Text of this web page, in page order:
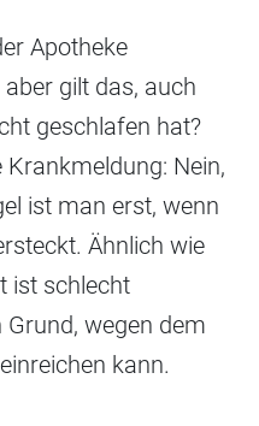
Apotheke
gilt das, auch
geschlafen hat?
Nein,
ist man erst, wenn
Ähnlich wie
ist schlecht
wegen dem
kann.